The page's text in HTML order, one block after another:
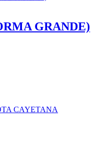
GRANDE)